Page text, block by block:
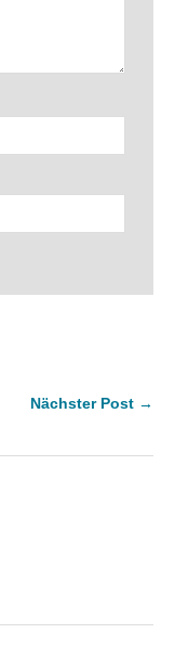
Nächster Post →